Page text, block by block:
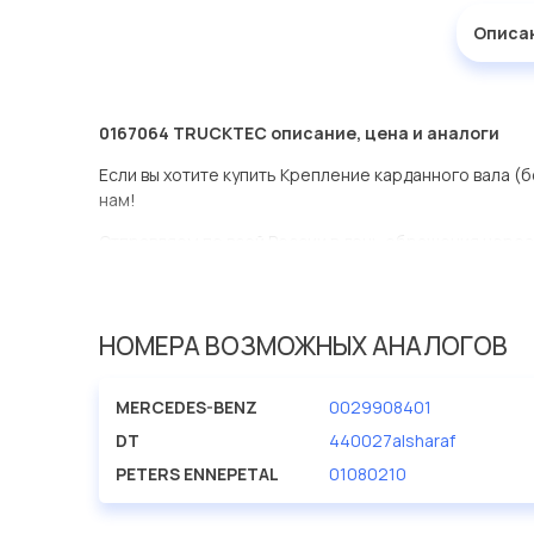
0167064 TRUCKTEC описание, цена и аналоги
Если вы хотите купить Крепление карданного вала
нам!
У данной детали есть аналоги с номерами, убедитесь
представлены в большом ассортименте.
производителя TRUCKTEC.
НОМЕРА ВОЗМОЖНЫХ АНАЛОГОВ
MERCEDES-BENZ
0029908401
DT
440027alsharaf
PETERS ENNEPETAL
01080210